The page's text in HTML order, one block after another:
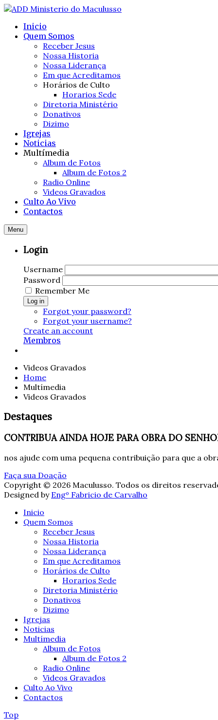
Inicio
Quem Somos
Receber Jesus
Nossa Historia
Nossa Liderança
Em que Acreditamos
Horários de Culto
Horarios Sede
Diretoria Ministério
Donativos
Dizimo
Igrejas
Noticias
Multímedia
Album de Fotos
Album de Fotos 2
Radio Online
Videos Gravados
Culto Ao Vivo
Contactos
Menu
Login
Username
Password
Remember Me
Log in
Forgot your password?
Forgot your username?
Create an account
Membros
Videos Gravados
Home
Multímedia
Videos Gravados
Destaques
CONTRIBUA AINDA HOJE PARA OBRA DO
nos ajude com uma pequena contribuição para que a
Faça sua Doação
Copyright © 2026 Maculusso. Todos os direitos
Designed by Engº Fabricio de Carvalho
Inicio
Quem Somos
Receber Jesus
Nossa Historia
Nossa Liderança
Em que Acreditamos
Horários de Culto
Horarios Sede
Diretoria Ministério
Donativos
Dizimo
Igrejas
Noticias
Multímedia
Album de Fotos
Album de Fotos 2
Radio Online
Videos Gravados
Culto Ao Vivo
Contactos
Top